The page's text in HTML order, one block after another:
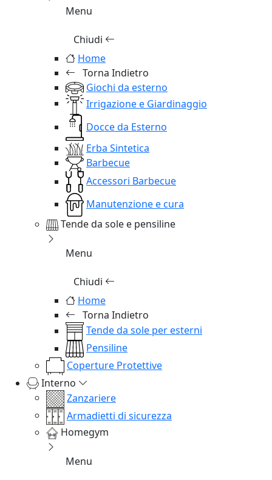
Menu
Chiudi
Home
Torna Indietro
Giochi da esterno
Irrigazione e Giardinaggio
Docce da Esterno
Erba Sintetica
Barbecue
Accessori Barbecue
Manutenzione e cura
Tende da sole e pensiline
Menu
Chiudi
Home
Torna Indietro
Tende da sole per esterni
Pensiline
Coperture Protettive
Interno
Zanzariere
Armadietti di sicurezza
Homegym
Menu